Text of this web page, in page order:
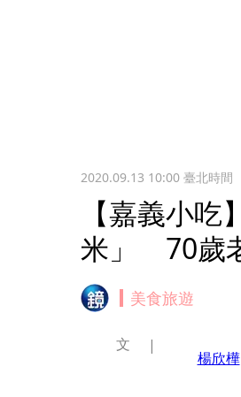
2020.09.13 10:00臺北時間
【嘉義小
米」 70歲
美食旅遊
文
楊欣樺